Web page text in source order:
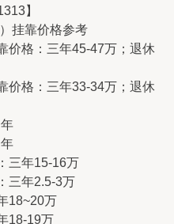
】
挂靠价格参考
价格：三年45-47万；退休
价格：三年33-34万；退休
三年15-16万
三年2.5-3万
18~20万
18-19万